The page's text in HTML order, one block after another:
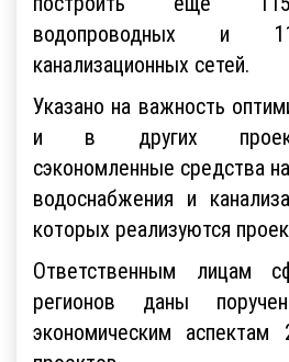
водопроводных и
канализационных сетей.
Указано на важность
и в других
сэкономленные средства
водоснабжения и
которых реализуются
Ответственным лицам
регионов даны
экономическим аспектам